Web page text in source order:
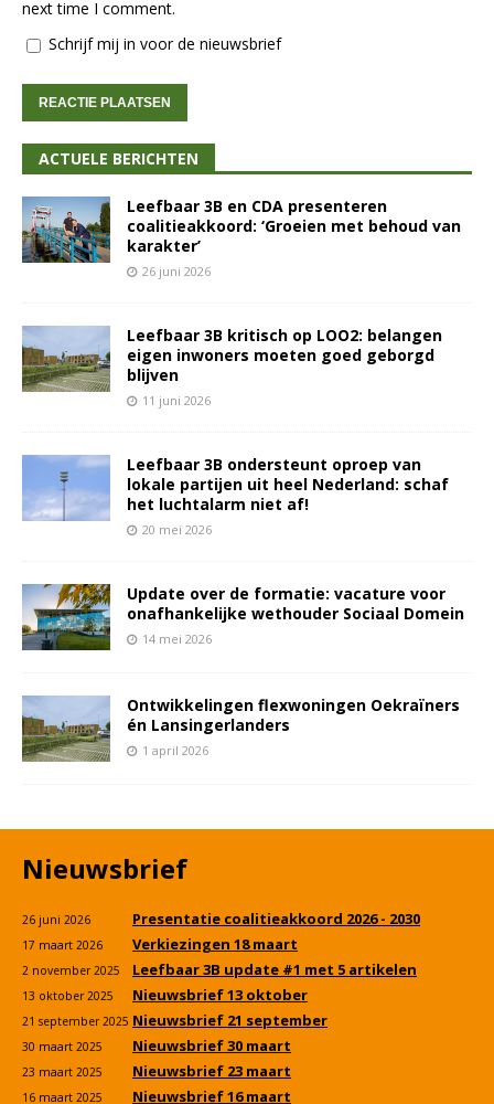
next time I comment.
Schrijf mij in voor de nieuwsbrief
ACTUELE BERICHTEN
Leefbaar 3B en CDA presenteren
coalitieakkoord: ‘Groeien met behoud van
karakter’
26 juni 2026
Leefbaar 3B kritisch op LOO2: belangen
eigen inwoners moeten goed geborgd
blijven
11 juni 2026
Leefbaar 3B ondersteunt oproep van
lokale partijen uit heel Nederland: schaf
het luchtalarm niet af!
20 mei 2026
Update over de formatie: vacature voor
onafhankelijke wethouder Sociaal Domein
14 mei 2026
Ontwikkelingen flexwoningen Oekraïners
én Lansingerlanders
1 april 2026
Nieuwsbrief
26 juni 2026 Presentatie coalitieakkoord 2026 - 2030
17 maart 2026 Verkiezingen 18 maart
2 november 2025 Leefbaar 3B update #1 met 5 artikelen
13 oktober 2025 Nieuwsbrief 13 oktober
21 september 2025 Nieuwsbrief 21 september
30 maart 2025 Nieuwsbrief 30 maart
23 maart 2025 Nieuwsbrief 23 maart
16 maart 2025 Nieuwsbrief 16 maart